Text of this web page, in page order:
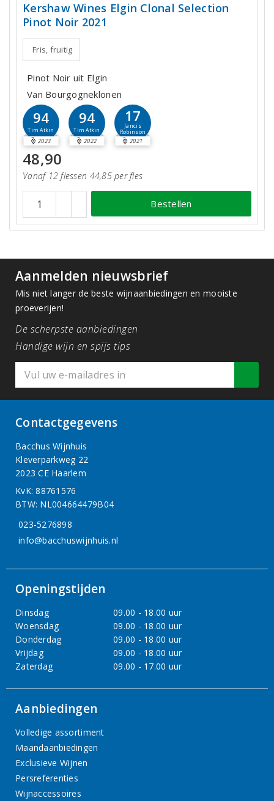
Kershaw Wines Elgin Clonal Selection
Pinot Noir 2021
Fris, fruitig
Pinot Noir uit Elgin
Van Bourgogneklonen
94
Tim Atkin
2023
94
Tim Atkin
2022
17
Jancis
Robinson
2021
48,90
Vanaf 12 flessen 44,85 per fles
Bestellen
Aanmelden nieuwsbrief
Mis niet langer de beste wijnaanbiedingen en mooiste
proeverijen!
De scherpste aanbiedingen
Handige wijn en spijs tips
Contactgegevens
Bacchus Wijnhuis
Kleverparkweg 22
2023 CE Haarlem
KvK: 88761576
BTW: NL004664479B04
023-5276898
info@bacchuswijnhuis.nl
Openingstijden
Dinsdag
09.00 - 18.00 uur
Woensdag
09.00 - 18.00 uur
Donderdag
09.00 - 18.00 uur
Vrijdag
09.00 - 18.00 uur
Zaterdag
09.00 - 17.00 uur
Aanbiedingen
Volledige assortiment
Maandaanbiedingen
Exclusieve Wijnen
Persreferenties
Wijnaccessoires